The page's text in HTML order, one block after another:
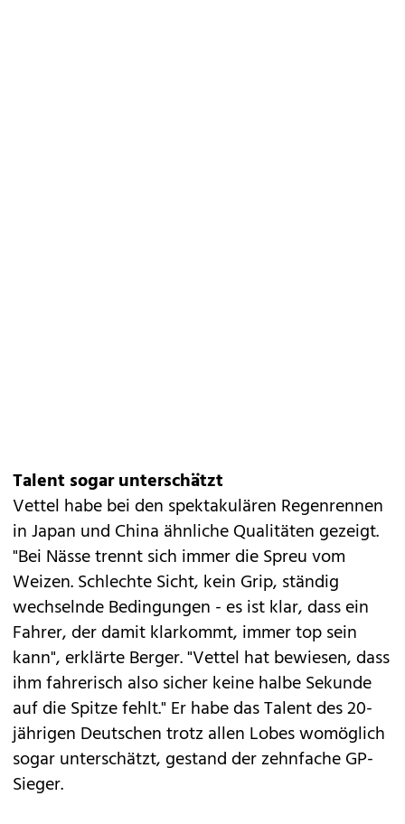
Talent sogar unterschätzt
Vettel habe bei den spektakulären Regenrennen
in Japan und China ähnliche Qualitäten gezeigt.
"Bei Nässe trennt sich immer die Spreu vom
Weizen. Schlechte Sicht, kein Grip, ständig
wechselnde Bedingungen - es ist klar, dass ein
Fahrer, der damit klarkommt, immer top sein
kann", erklärte Berger. "Vettel hat bewiesen, dass
ihm fahrerisch also sicher keine halbe Sekunde
auf die Spitze fehlt." Er habe das Talent des 20-
jährigen Deutschen trotz allen Lobes womöglich
sogar unterschätzt, gestand der zehnfache GP-
Sieger.